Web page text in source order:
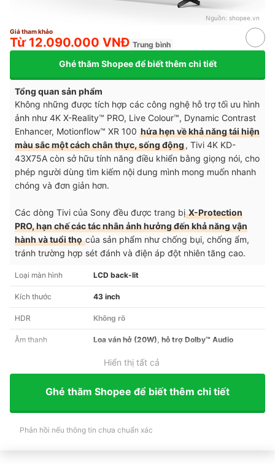
Nguồn: shopee.vn
Giá tham khảo
Từ 12.090.000 VNĐ Trung bình
Ghé thăm Shopee để biết thêm chi tiết
Tổng quan sản phẩm
Không những được tích hợp các công nghệ hỗ trợ tối ưu hình
ảnh như 4K X-Reality™ PRO, Live Colour™, Dynamic Contrast
Enhancer, Motionflow™ XR 100 hứa hẹn về khả năng tái hiện
màu sắc một cách chân thực, sống động, Tivi 4K KD-
43X75A còn sở hữu tính năng điều khiển bằng giọng nói, cho
phép người dùng tìm kiếm nội dung mình mong muốn nhanh
chóng và đơn giản hơn.
Các dòng Tivi của Sony đều được trang bịX-Protection
PRO, hạn chế các tác nhân ảnh hưởng đến khả năng vận
hành và tuổi thọcủa sản phẩm như chống bụi, chống ẩm,
tránh trường hợp sét đánh và điện áp đột nhiên tăng cao.
Loại màn hình LCD back-lit
Kích thước 43 inch
HDR Không rõ
Âm thanh Loa ván hở (20W), hỗ trợ Dolby™ Audio
Hiển thị tất cả
Ghé thăm Shopee để biết thêm chi tiết
Phản hồi nếu thông tin chưa chuẩn xác